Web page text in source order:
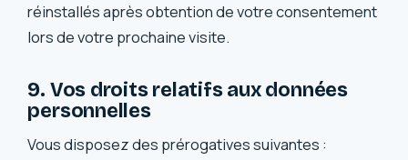
réinstallés après obtention de votre consentement
lors de votre prochaine visite.
9. Vos droits relatifs aux données
personnelles
Vous disposez des prérogatives suivantes :